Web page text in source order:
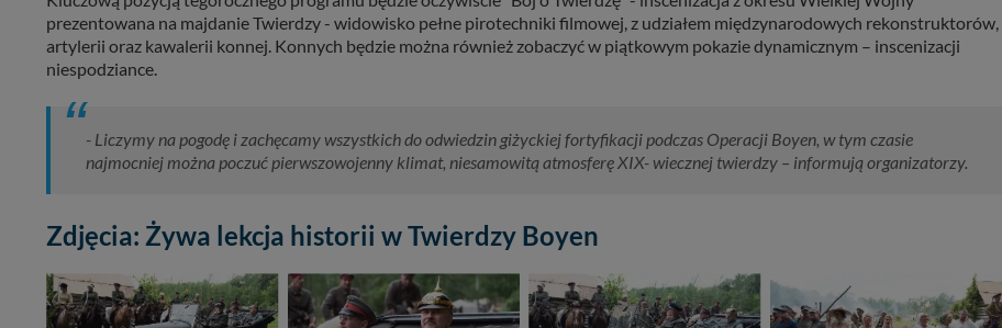
prezentowana na majdanie Twierdzy - widowisko pełne pirotechniki filmowej, z udziałem międzynarodowych rekonstruktorów,
artylerii oraz kawalerii konnej. Konnych będzie można również zobaczyć w piątkowym pokazie dynamicznym – inscenizacji
niespodziance.
- Liczymy na pogodę i zachęcamy wszystkich do odwiedzin giżyckiej fortyfikacji podczas Operacji Boyen, w tym czasie
najmocniej można poczuć pierwszowojenny klimat, niesamowitą atmosferę XIX- wiecznej twierdzy – informują organizatorzy.
Zdjęcia: Żywa lekcja historii w Twierdzy Boyen